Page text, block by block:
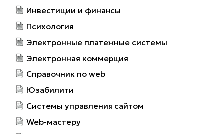
Инвестиции и финансы
Психология
Электронные платежные системы
Электронная коммерция
Справочник по web
Юзабилити
Системы управления сайтом
Web-мастеру